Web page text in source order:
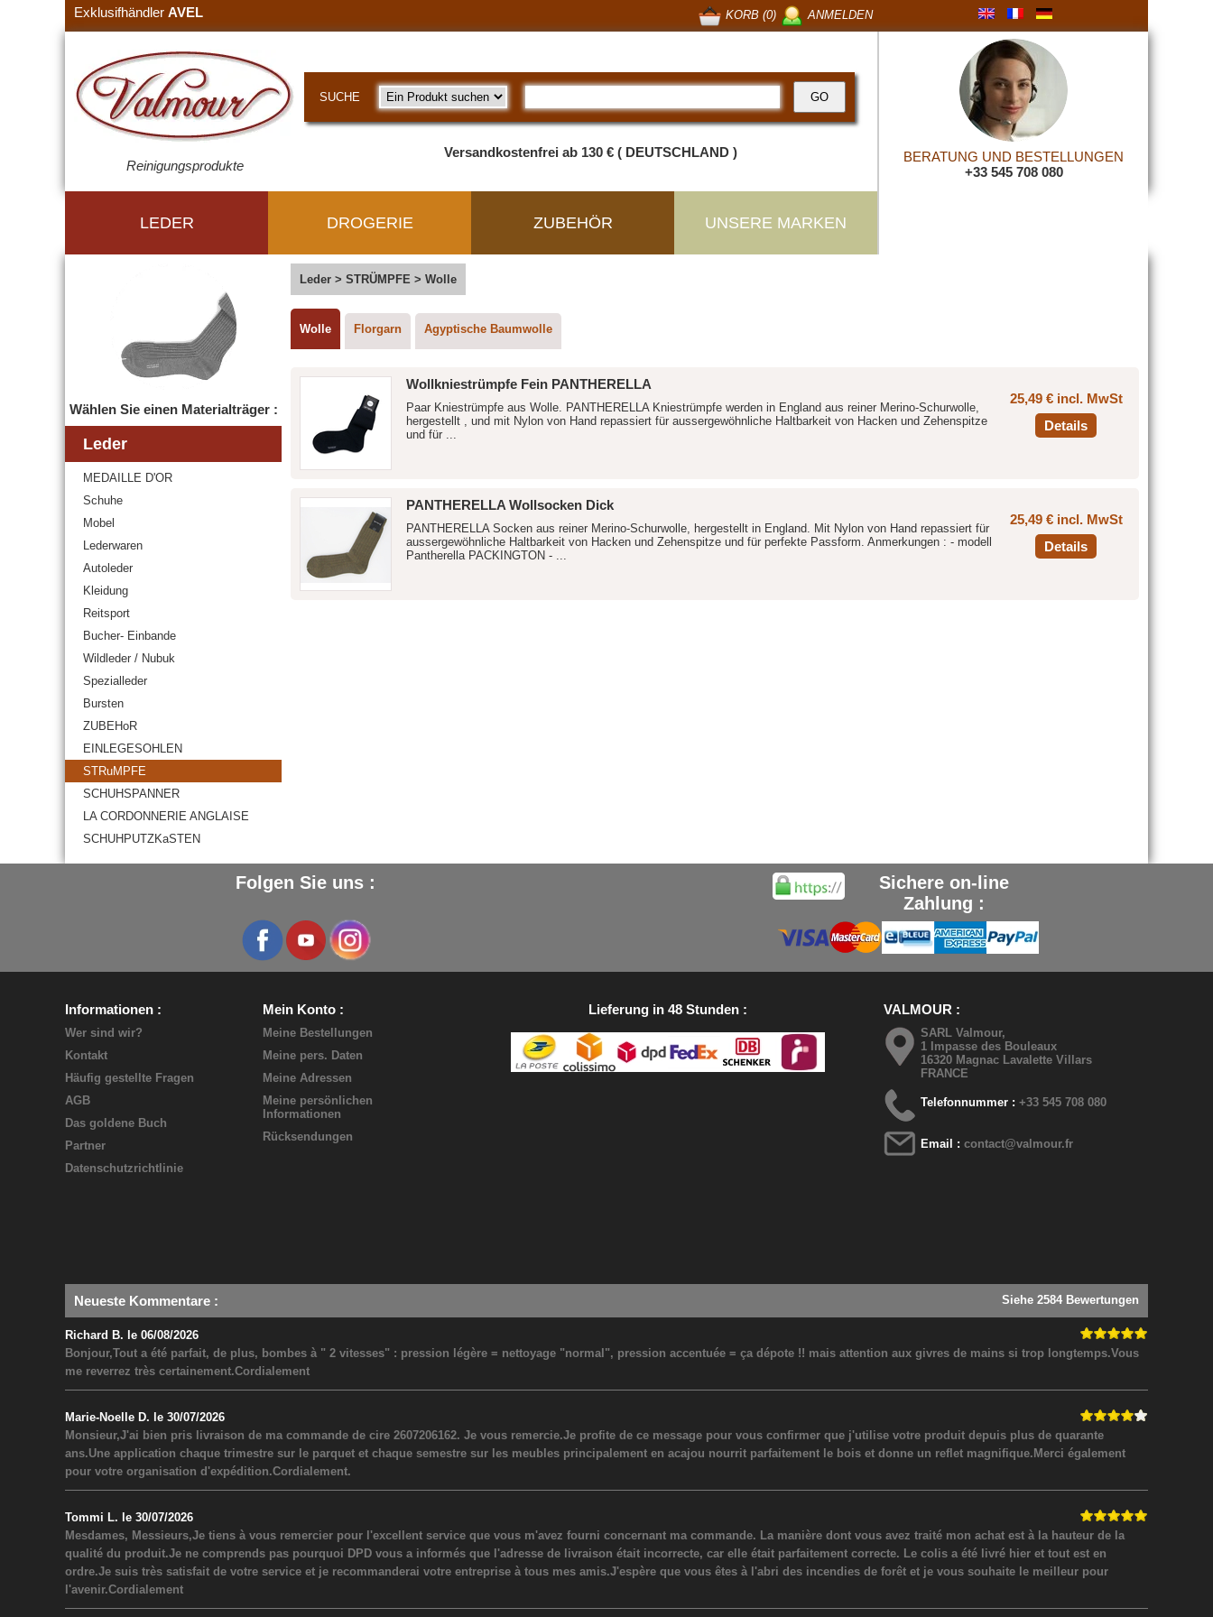
Exklusifhändler AVEL ANMELDEN
KORB (0)
Reinigungsprodukte
SUCHE
Versandkostenfrei ab 130 € ( DEUTSCHLAND )
BERATUNG UND BESTELLUNGEN
+33 545 708 080
LEDER DROGERIE ZUBEHÖR UNSERE MARKEN
Wählen Sie einen Materialträger :
Leder
MEDAILLE D'OR
Schuhe
Mobel
Lederwaren
Autoleder
Kleidung
Reitsport
Bucher- Einbande
Wildleder / Nubuk
Spezialleder
Bursten
ZUBEHoR
EINLEGESOHLEN
STRuMPFE
SCHUHSPANNER
LA CORDONNERIE ANGLAISE
SCHUHPUTZKaSTEN
Leder > STRÜMPFE > Wolle
Wolle Florgarn Agyptische Baumwolle
Wollkniestrümpfe Fein PANTHERELLA
Paar Kniestrümpfe aus Wolle. PANTHERELLA Kniestrümpfe werden in England aus reiner Merino-Schurwolle,
hergestellt , und mit Nylon von Hand repassiert für aussergewöhnliche Haltbarkeit von Hacken und Zehenspitze
und für ...
25,49 € incl. MwSt
Details
PANTHERELLA Wollsocken Dick
PANTHERELLA Socken aus reiner Merino-Schurwolle, hergestellt in England. Mit Nylon von Hand repassiert für
aussergewöhnliche Haltbarkeit von Hacken und Zehenspitze und für perfekte Passform. Anmerkungen : - modell
Pantherella PACKINGTON - ...
25,49 € incl. MwSt
Details
Folgen Sie uns :
Sichere on-line
Zahlung :
Informationen
Wer sind wir?
Kontakt
Häufig gestellte Fragen
AGB
Das goldene Buch
Partner
Datenschutzrichtlinie
Mein Konto
Meine Bestellungen
Meine pers. Daten
Meine Adressen
Meine persönlichen
Informationen
Rücksendungen
Lieferung in 48 Stunden VALMOUR
SARL Valmour,
1 Impasse des Bouleaux
16320 Magnac Lavalette Villars
FRANCE
Telefonnummer :+33 545 708 080
Email :contact@valmour.fr
Neueste Kommentare : Siehe 2584 Bewertungen
Richard B. le 06/08/2026
Bonjour,Tout a été parfait, de plus, bombes à " 2 vitesses" : pression légère = nettoyage "normal", pression accentuée = ça dépote !! mais attention aux givres de mains si trop longtemps.Vous
me reverrez très certainement.Cordialement
Marie-Noelle D. le 30/07/2026
Monsieur,J'ai bien pris livraison de ma commande de cire 2607206162. Je vous remercie.Je profite de ce message pour vous confirmer que j'utilise votre produit depuis plus de quarante
ans.Une application chaque trimestre sur le parquet et chaque semestre sur les meubles principalement en acajou nourrit parfaitement le bois et donne un reflet magnifique.Merci également
pour votre organisation d'expédition.Cordialement.
Tommi L. le 30/07/2026
Mesdames, Messieurs,Je tiens à vous remercier pour l'excellent service que vous m'avez fourni concernant ma commande. La manière dont vous avez traité mon achat est à la hauteur de la
qualité du produit.Je ne comprends pas pourquoi DPD vous a informés que l'adresse de livraison était incorrecte, car elle était parfaitement correcte. Le colis a été livré hier et tout est en
ordre.Je suis très satisfait de votre service et je recommanderai votre entreprise à tous mes amis.J'espère que vous êtes à l'abri des incendies de forêt et je vous souhaite le meilleur pour
l'avenir.Cordialement